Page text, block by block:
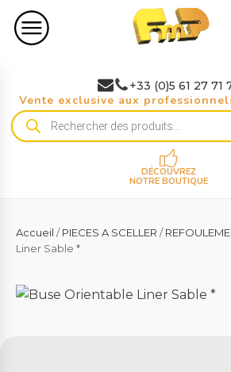
+33 (0)5 61 27 71
Vente exclusive aux
Recherche
de
DÉCOUVREZ
NOTRE BOUTIQUE
Accueil /PIECES A SCELLER /
Liner Sable *